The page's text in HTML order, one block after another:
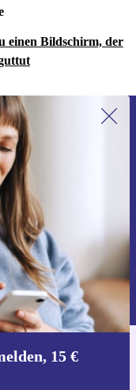
einen Bildschirm, der
15 €
anmelden,
Daten findest
App